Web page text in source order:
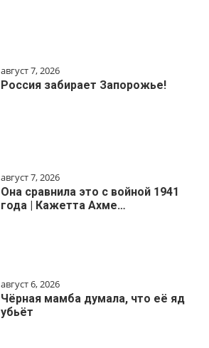
август 7, 2026
Россия забирает Запорожье!
август 7, 2026
Она сравнила это с войной 1941
года | Кажетта Ахме…
август 6, 2026
Чёрная мамба думала, что её яд
убьёт